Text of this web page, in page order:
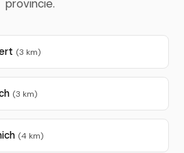
provincie.
(3 km)
(3 km)
(4 km)